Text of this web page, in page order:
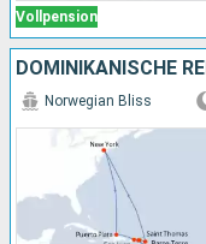
Vollpension
Norwegian Bliss